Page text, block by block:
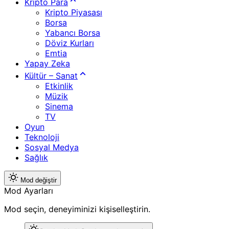
Kripto Para
Kripto Piyasası
Borsa
Yabancı Borsa
Döviz Kurları
Emtia
Yapay Zeka
Kültür – Sanat
Etkinlik
Müzik
Sinema
TV
Oyun
Teknoloji
Sosyal Medya
Sağlık
Mod değiştir
Mod Ayarları
Mod seçin, deneyiminizi kişiselleştirin.